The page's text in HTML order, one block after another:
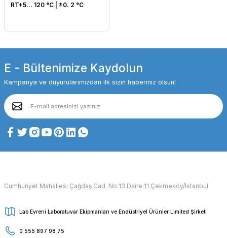
RT+5... 120 °C | ±0. 2 °C
E - Bültenimize Kaydolun
Kampanya ve duyurularımızdan ilk sizin haberiniz olsun!
Cumhuriyet Mahallesi Çağdaş Cad. No:13 Daire:11 Çekmeköy/İstanbul
Lab Evreni Laboratuvar Ekipmanları ve Endüstriyel Ürünler Limited Şirketi
0 555 897 98 75